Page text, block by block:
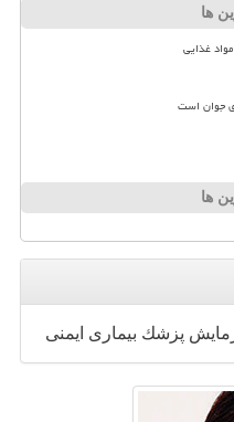
ها
غذایی
ها
پزشك بیماری ایمنی